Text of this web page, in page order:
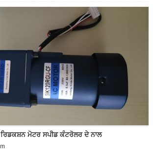
ਸ਼ਾਫਟ
ਰਿਡਕਸ਼ਨ ਮੋਟਰ ਸਪੀਡ ਕੰਟਰੋਲਰ ਦੇ ਨਾਲ